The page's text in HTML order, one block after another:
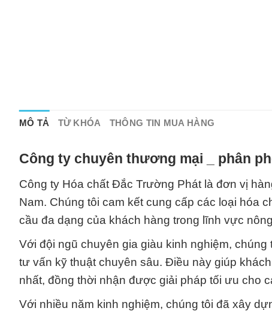
MÔ TẢ TỪ KHÓA THÔNG TIN MUA HÀNG
Công ty chuyên thương mại _ phân
Công ty Hóa chất Đắc Trường Phát là đơn vị
Nam. Chúng tôi cam kết cung cấp các loại hóa
cầu đa dạng của khách hàng trong lĩnh vực
Với đội ngũ chuyên gia giàu kinh nghiệm,
tư vấn kỹ thuật chuyên sâu. Điều này giúp
nhất, đồng thời nhận được giải pháp tối ưu cho
Với nhiều năm kinh nghiệm, chúng tôi đã xây